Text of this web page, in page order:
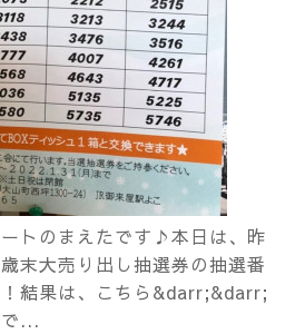
トのまえたです♪本日は、昨
末大売り出し抽選券の抽選番
結果は、こちら&darr;&darr;
...